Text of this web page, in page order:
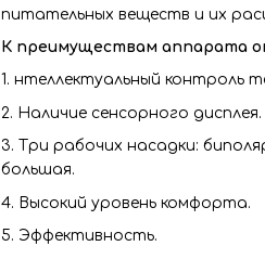
питательных веществ и их
К преимуществам аппарата
1. нтеллектуальный контроль
2. Наличие сенсорного дисплея.
3. Три рабочих насадки:
большая.
4. Высокий уровень комфорта.
5. Эффективность.